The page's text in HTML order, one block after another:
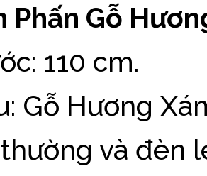
Phấn Gỗ
110 cm.
Gỗ Hương
và đèn